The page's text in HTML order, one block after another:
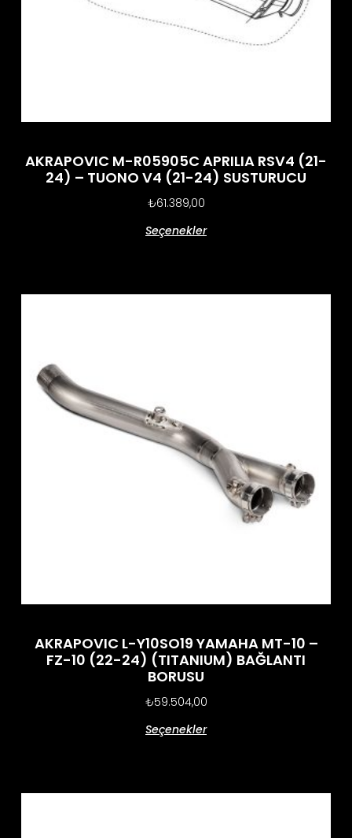
AKRAPOVIC M-R05905C APRILIA RSV4 (21-
24) – TUONO V4 (21-24) SUSTURUCU
₺61.389,00
Seçenekler
AKRAPOVIC L-Y10SO19 YAMAHA MT-10 –
FZ-10 (22-24) (TITANIUM) BAĞLANTI
BORUSU
₺59.504,00
Seçenekler